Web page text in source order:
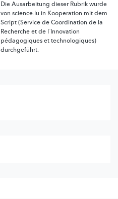
Die Ausarbeitung dieser Rubrik wurde
von science.lu in Kooperation mit dem
Script (Service de Coordination de la
Recherche et de l´Innovation
pédagogiques et technologiques)
durchgeführt.